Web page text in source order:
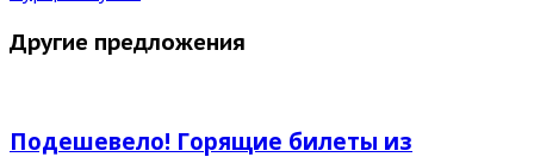
Другие предложения
Подешевело! Горящие билеты из